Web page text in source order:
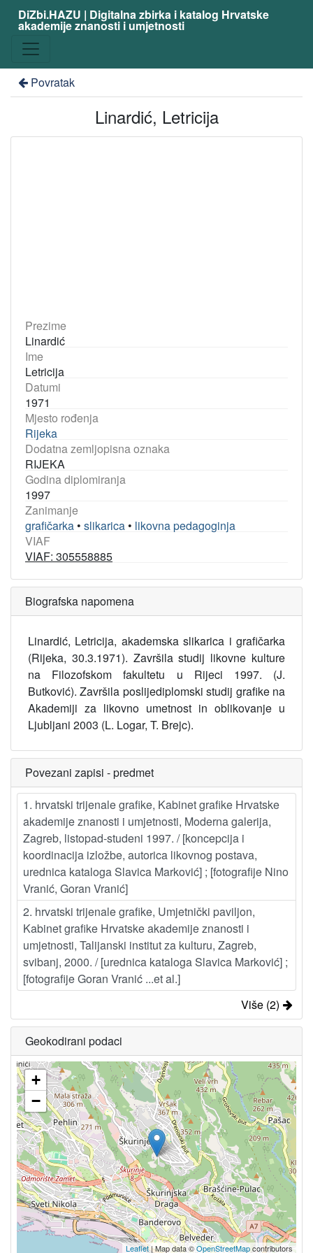
DiZbi.HAZU | Digitalna zbirka i katalog Hrvatske
akademije znanosti i umjetnosti
Povratak
Linardić, Letricija
Prezime
Linardić
Ime
Letricija
Datumi
1971
Mjesto rođenja
Rijeka
Dodatna zemljopisna oznaka
RIJEKA
Godina diplomiranja
1997
Zanimanje
grafičarka • slikarica • likovna pedagoginja
VIAF
VIAF: 305558885
Biografska napomena
Linardić, Letricija, akademska slikarica i grafičarka
(Rijeka, 30.3.1971). Završila studij likovne kulture
na Filozofskom fakultetu u Rijeci 1997. (J.
Butković). Završila poslijediplomski studij grafike na
Akademiji za likovno umetnost in oblikovanje u
Ljubljani 2003 (L. Logar, T. Brejc).
Povezani zapisi - predmet
1. hrvatski trijenale grafike, Kabinet grafike Hrvatske
akademije znanosti i umjetnosti, Moderna galerija,
Zagreb, listopad-studeni 1997. / [koncepcija i
koordinacija izložbe, autorica likovnog postava,
urednica kataloga Slavica Marković] ; [fotografije Nino
Vranić, Goran Vranić]
2. hrvatski trijenale grafike, Umjetnički paviljon,
Kabinet grafike Hrvatske akademije znanosti i
umjetnosti, Talijanski institut za kulturu, Zagreb,
svibanj, 2000. / [urednica kataloga Slavica Marković] ;
[fotografije Goran Vranić ...et al.]
Više (2)
Geokodirani podaci
+
−
Leaflet| Map data ©OpenStreetMapcontributors